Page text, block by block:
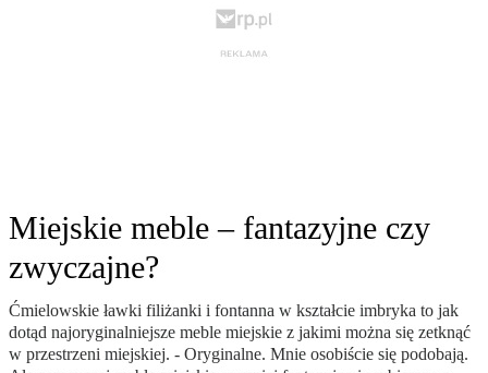
Miejskie meble – fantazyjne czy
zwyczajne?
Ćmielowskie ławki filiżanki i fontanna w kształcie imbryka to jak
dotąd najoryginalniejsze meble miejskie z jakimi można się zetknąć
w przestrzeni miejskiej. - Oryginalne. Mnie osobiście się podobają.